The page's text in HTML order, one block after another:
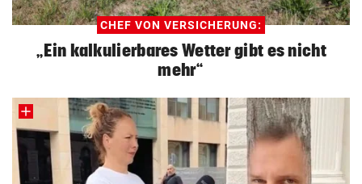
CHEF VON VERSICHERUNG:
„Ein kalkulierbares Wetter gibt es nicht
mehr“